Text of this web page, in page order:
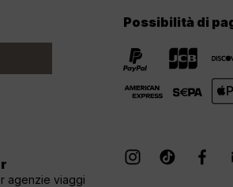
Possibilità di
agenzie viaggi